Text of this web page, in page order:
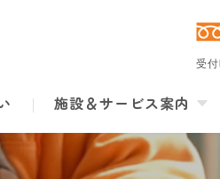
受
施設＆サービス案内